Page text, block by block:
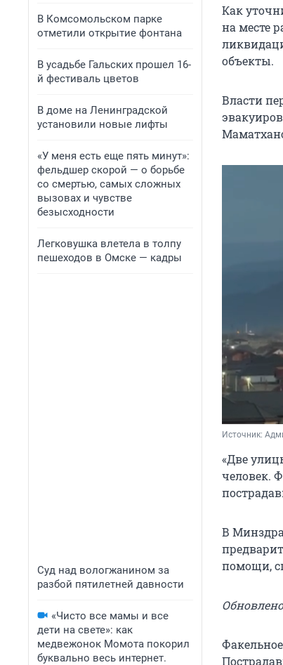
В Комсомольском парке
отметили открытие фонтана
В усадьбе Гальских прошел 16-
й фестиваль цветов
В доме на Ленинградской
установили новые лифты
«У меня есть еще пять минут»:
фельдшер скорой — о борьбе
со смертью, самых сложных
вызовах и чувстве
безысходности
Легковушка влетела в толпу
пешеходов в Омске — кадры
Суд над вологжанином за
разбой пятилетней давности
«Чисто все мамы и все
дети на свете»: как
медвежонок Момота покорил
буквально весь интернет.
Как
на месте
объекты.
Власти
Источник:
«Две
человек.
В
помощи,